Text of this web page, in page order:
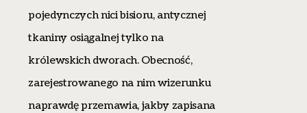
pojedynczych nici bisioru, antycznej
tkaniny osiągalnej tylko na
królewskich dworach. Obecność,
zarejestrowanego na nim wizerunku
naprawdę przemawia, jakby zapisana